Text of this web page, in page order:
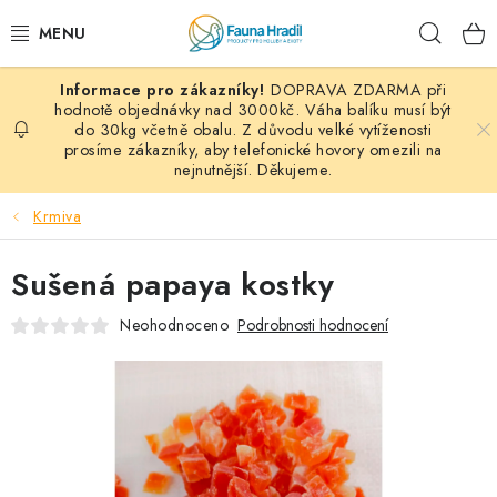
na
PAPOUŠCI A EXOTI
ZRNINY A OBILOVINY
MDM KRMIVA
BLOG
KONTAKT
DOPRAVA ZDARMA při
hodnotě objednávky nad 3000kč. Váha balíku musí být
do 30kg včetně obalu. Z důvodu velké vytíženosti
prosíme zákazníky, aby telefonické hovory omezili na
nejnutnější. Děkujeme.
Krmiva
Sušená papaya kostky
Neohodnoceno Podrobnosti hodnocení